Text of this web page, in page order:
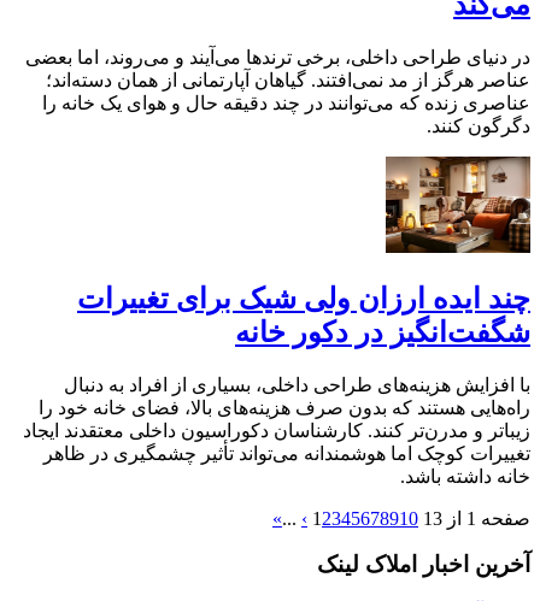
در دنیای طراحی داخلی، برخی ترندها می‌آیند و می‌روند، اما بعضی
عناصر هرگز از مد نمی‌افتند. گیاهان آپارتمانی از همان دسته‌اند؛
عناصری زنده که می‌توانند در چند دقیقه حال و هوای یک خانه را
دگرگون کنند.
چند ایده ارزان ولی شیک برای تغییرات
شگفت‌انگیز در دکور خانه
با افزایش هزینه‌های طراحی داخلی، بسیاری از افراد به دنبال
راه‌هایی هستند که بدون صرف هزینه‌های بالا، فضای خانه خود را
زیباتر و مدرن‌تر کنند. کارشناسان دکوراسیون داخلی معتقدند ایجاد
تغییرات کوچک اما هوشمندانه می‌تواند تأثیر چشمگیری در ظاهر
خانه داشته باشد.
صفحه 1 از 13 1 2345678910
›
...
»
آخرین اخبار املاک لینک